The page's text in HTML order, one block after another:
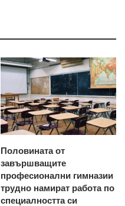
Половината от
завършващите
професионални гимназии
трудно намират работа по
специалността си